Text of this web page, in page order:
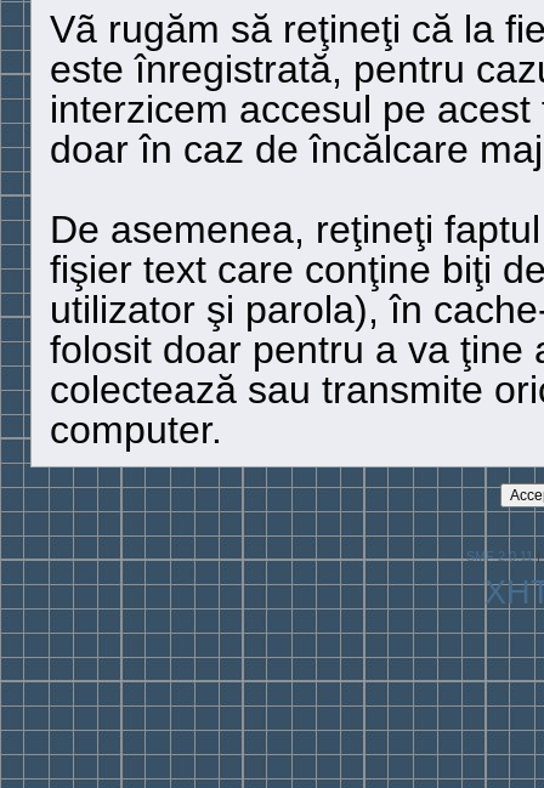
Vã rugăm să reţineţi că la
este înregistrată, pentru
interzicem accesul pe
doar în caz de încălcare
De asemenea, reţineţi
fişier text care conţine biţi
utilizator şi parola), în
folosit doar pentru a va ţine
colectează sau transmite
computer.
SMF 2.0.11|